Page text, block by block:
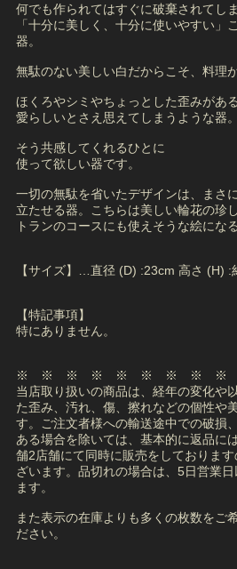
何でも作られてはすぐに破棄されてし
「十分に美しく、十分に使いやすい」
器。
無駄のない美しい白だからこそ、料理
ほくろやシミやちょっとした歪みがあ
愛らしいとさえ思えてしまうような器。
そう共感してくれるひとに
使って欲しい器です。
一切の無駄を省いたデザインは、まさ
立たせる器。こちらは美しい輪花の珍
トランのコースにも使えそうな絵にな
【サイズ】…直径 (D) :23cm 高さ (H) :
【特記事項】
特にありません。
※ ※ ※ ※ ※ ※ ※ ※ ※
当店取り扱いの商品は、経年の変化や
た歪み、汚れ、傷、擦れなどの個性や
す。ご注文者様への輸送途中での破損
ある場合を除いては、基本的に返品に
舗2店舗にて同時に販売をしておりま
ざいます。品切れの場合は、5日営業
ます。
また表示の在庫よりも多くの枚数をご
ださい。